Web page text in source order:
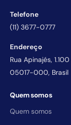
Telefone
(11) 3677-0777
Endereço
Rua Apinajés,
05017-000, Brasil
Quem somos
Quem somos